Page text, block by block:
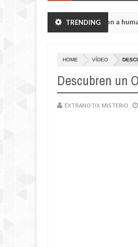
TRENDING
de Chelyabinsk vieron a humanoides
HOME VÍDEO
Descubren un
EXTRANOTIX MISTERIO